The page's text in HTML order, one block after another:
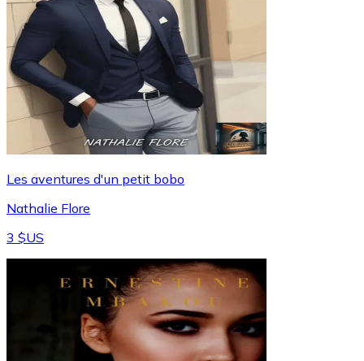
Les aventures d'un petit bobo
Nathalie Flore
3 $US